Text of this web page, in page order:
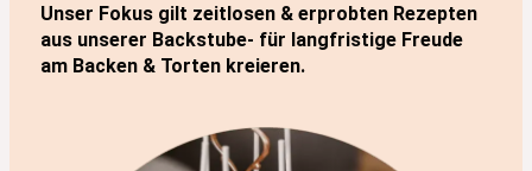
Unser Fokus gilt zeitlosen & erprobten Rezepten
aus unserer Backstube- für langfristige Freude
am Backen & Torten kreieren.